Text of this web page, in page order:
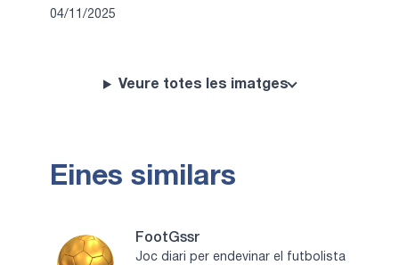
04/11/2025
Veure totes les imatges
Eines similars
FootGssr
Joc diari per endevinar el futbolista